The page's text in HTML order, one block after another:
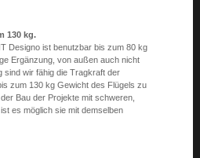
130 kg.
Designo ist benutzbar bis zum 80 kg
Ergänzung, von außen auch nicht
sind wir fähig die Tragkraft der
zum 130 kg Gewicht des Flügels zu
Bau der Projekte mit schweren,
es möglich sie mit demselben